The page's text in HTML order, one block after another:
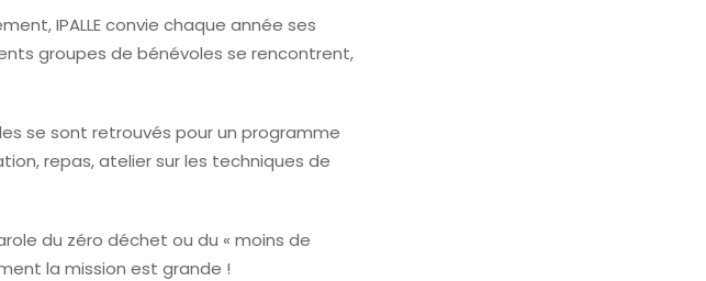
IPALLE convie chaque année ses
groupes de bénévoles se rencontrent,
se sont retrouvés pour un programme
repas, atelier sur les techniques de
du zéro déchet ou du « moins de
la mission est grande !